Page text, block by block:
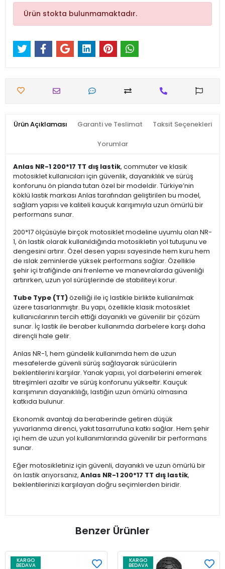
Ürün stokta bulunmamaktadır.
Ürün Açıklaması Garanti ve Teslimat Taksit Seçenekleri
Yorumlar
Anlas NR-1 200*17 TT dış lastik, commuter ve klasik
motosiklet kullanıcıları için güvenlik, dayanıklılık ve sürüş
konforunu ön planda tutan özel bir modeldir. Türkiye’nin
köklü lastik markası Anlas tarafından geliştirilen bu model,
sağlam yapısı ve kaliteli kauçuk karışımıyla uzun ömürlü bir
performans sunar.
200*17 ölçüsüyle birçok motosiklet modeline uyumlu olan NR-
1, ön lastik olarak kullanıldığında motosikletin yol tutuşunu ve
dengesini artırır. Özel desen yapısı sayesinde hem kuru hem
de ıslak zeminlerde yüksek performans sağlar. Özellikle
şehir içi trafiğinde ani frenleme ve manevralarda güvenliği
artırırken, uzun yol sürüşlerinde de stabiliteyi korur.
Tube Type (TT)özelliği ile iç lastikle birlikte kullanılmak
üzere tasarlanmıştır. Bu yapı, özellikle klasik motosiklet
kullanıcılarının tercih ettiği dayanıklı ve güvenilir bir çözüm
sunar. İç lastik ile beraber kullanımda darbelere karşı daha
dirençli hale gelir.
Anlas NR-1, hem gündelik kullanımda hem de uzun
mesafelerde güvenli sürüş sağlayarak sürücülerin
beklentilerini karşılar. Yanak yapısı, yol darbelerini emerek
titreşimleri azaltır ve sürüş konforunu yükseltir. Kauçuk
karışımının dayanıklılığı, lastiğin uzun ömürlü olmasına
katkıda bulunur.
Ekonomik avantajı da beraberinde getiren düşük
yuvarlanma direnci, yakıt tasarrufuna katkı sağlar. Hem şehir
içi hem de uzun yol kullanımlarında güvenilir bir performans
sunar.
Eğer motosikletiniz için güvenli, dayanıklı ve uzun ömürlü bir
ön lastik arıyorsanız, Anlas NR-1 200*17 TT dış lastik,
beklentilerinizi karşılayan doğru seçimlerden biridir.
Benzer Ürünler
KARGO
BEDAVA
KARGO
BEDAVA